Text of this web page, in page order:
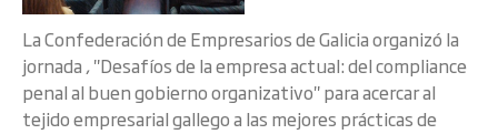
La Confederación de Empresarios de Galicia organizó la
jornada , "Desafíos de la empresa actual: del compliance
penal al buen gobierno organizativo" para acercar al
tejido empresarial gallego a las mejores prácticas de